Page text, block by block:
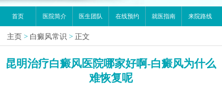
首页 医院简介 医生团队 在线预约 就医指南 来院路线
主页 > 白癜风常识 > 正文
昆明治疗白癜风医院哪家好啊-白癜风为什么
难恢复呢